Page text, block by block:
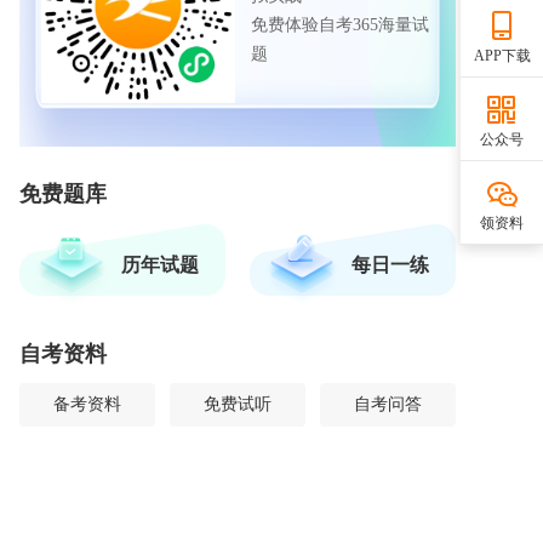
免费体验自考365海量试
题
免费题库
历年试题 每日一练
自考资料
备考资料 免费试听 自考问答
APP下载
公众号
领资料